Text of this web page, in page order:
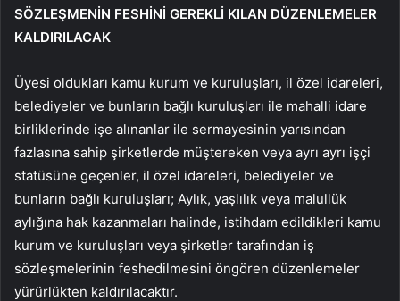
SÖZLEŞMENİN FESHİNİ GEREKLİ KILAN DÜZENLEMELER
KALDIRILACAK
Üyesi oldukları kamu kurum ve kuruluşları, il özel idareleri,
belediyeler ve bunların bağlı kuruluşları ile mahalli idare
birliklerinde işe alınanlar ile sermayesinin yarısından
fazlasına sahip şirketlerde müştereken veya ayrı ayrı işçi
statüsüne geçenler, il özel idareleri, belediyeler ve
bunların bağlı kuruluşları; Aylık, yaşlılık veya malullük
aylığına hak kazanmaları halinde, istihdam edildikleri kamu
kurum ve kuruluşları veya şirketler tarafından iş
sözleşmelerinin feshedilmesini öngören düzenlemeler
yürürlükten kaldırılacaktır.